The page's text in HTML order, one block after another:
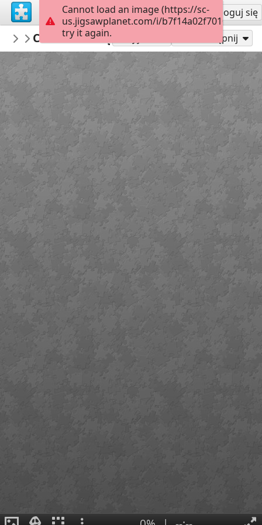
Załóż konto Zaloguj się
marisolete
house
Christian hergesell-Andalñucia-España
Udostępnij
Cannot load an image (https://sc-
us.jigsawplanet.com/i/
try it again.